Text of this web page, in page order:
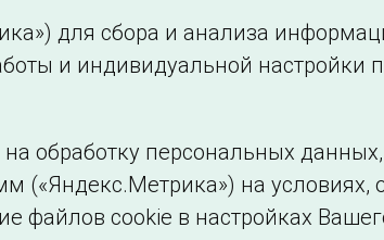
Использование информации Сведения об
для сбора и анализа
и индивидуальной настройки
обработку персональных
(«Яндекс.Метрика») на условиях,
файлов cookie в настройках